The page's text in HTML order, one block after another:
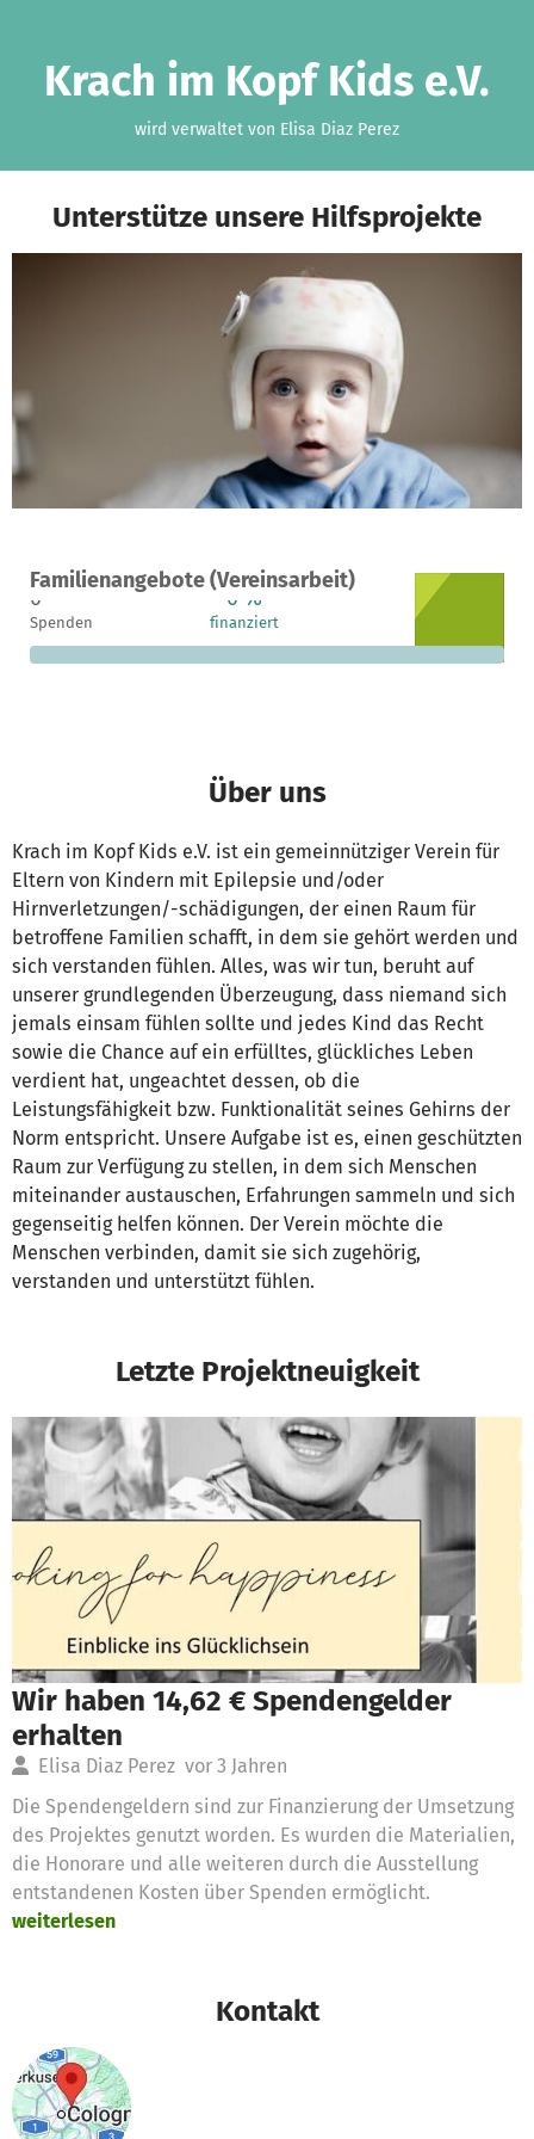
Krach im Kopf Kids e.V.
wird verwaltet von Elisa Diaz Perez
Unterstütze unsere Hilfsprojekte
Familienangebote (Vereinsarbeit)
Ein Projekt in Köln, Deutschland
0
Spenden
0 %
finanziert
Über uns
Krach im Kopf Kids e.V. ist ein gemeinnütziger Verein für
Eltern von Kindern mit Epilepsie und/oder
Hirnverletzungen/-schädigungen, der einen Raum für
betroffene Familien schafft, in dem sie gehört werden und
sich verstanden fühlen. Alles, was wir tun, beruht auf
unserer grundlegenden Überzeugung, dass niemand sich
jemals einsam fühlen sollte und jedes Kind das Recht
sowie die Chance auf ein erfülltes, glückliches Leben
verdient hat, ungeachtet dessen, ob die
Leistungsfähigkeit bzw. Funktionalität seines Gehirns der
Norm entspricht. Unsere Aufgabe ist es, einen geschützten
Raum zur Verfügung zu stellen, in dem sich Menschen
miteinander austauschen, Erfahrungen sammeln und sich
gegenseitig helfen können. Der Verein möchte die
Menschen verbinden, damit sie sich zugehörig,
verstanden und unterstützt fühlen.
Letzte Projektneuigkeit
Wir haben 14,62 € Spendengelder
erhalten
Elisa Diaz Perez vor 3 Jahren
Die Spendengeldern sind zur Finanzierung der Umsetzung
des Projektes genutzt worden. Es wurden die Materialien,
die Honorare und alle weiteren durch die Ausstellung
entstandenen Kosten über Spenden ermöglicht.
weiterlesen
Kontakt